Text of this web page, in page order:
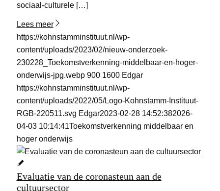
sociaal-culturele […]
Lees meer
https://kohnstamminstituut.nl/wp-
content/uploads/2023/02/nieuw-onderzoek-
230228_Toekomstverkenning-middelbaar-en-hoger-
onderwijs-jpg.webp 900 1600 Edgar
https://kohnstamminstituut.nl/wp-
content/uploads/2022/05/Logo-Kohnstamm-Instituut-
RGB-220511.svg Edgar2023-02-28 14:52:382026-
04-03 10:14:41Toekomstverkenning middelbaar en
hoger onderwijs
Evaluatie van de coronasteun aan de
cultuursector